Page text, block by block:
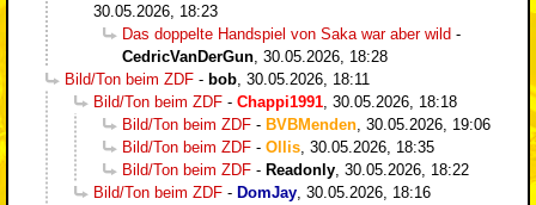
30.05.2026, 18:23
Das doppelte Handspiel von Saka war aber wild -
CedricVanDerGun, 30.05.2026, 18:28
Bild/Ton beim ZDF - bob, 30.05.2026, 18:11
Bild/Ton beim ZDF - Chappi1991, 30.05.2026, 18:18
Bild/Ton beim ZDF - BVBMenden, 30.05.2026, 19:06
Bild/Ton beim ZDF - Ollis, 30.05.2026, 18:35
Bild/Ton beim ZDF - Readonly, 30.05.2026, 18:22
Bild/Ton beim ZDF - DomJay, 30.05.2026, 18:16